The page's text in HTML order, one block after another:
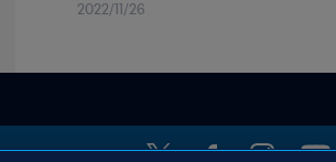
2022/11/26